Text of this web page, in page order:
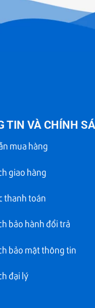
TIN VÀ CHÍNH
mua hàng
giao hàng
thanh toán
bảo hành đổi trả
bảo mật thông tin
đại lý